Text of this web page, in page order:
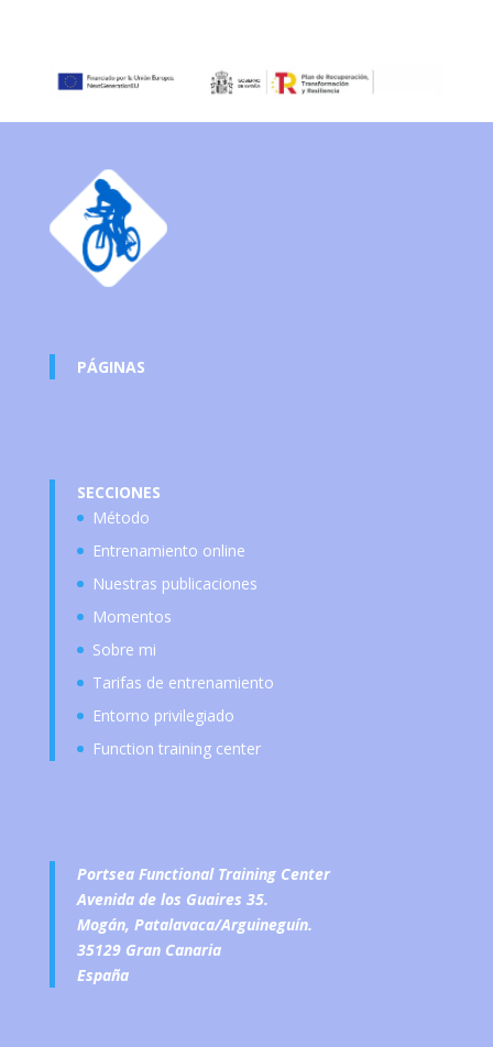
PÁGINAS
SECCIONES
Método
Entrenamiento online
Nuestras publicaciones
Momentos
Sobre mi
Tarifas de entrenamiento
Entorno privilegiado
Function training center
Portsea Functional Training Center
Avenida de los Guaires 35.
Mogán, Patalavaca/Arguineguín.
35129 Gran Canaria
España